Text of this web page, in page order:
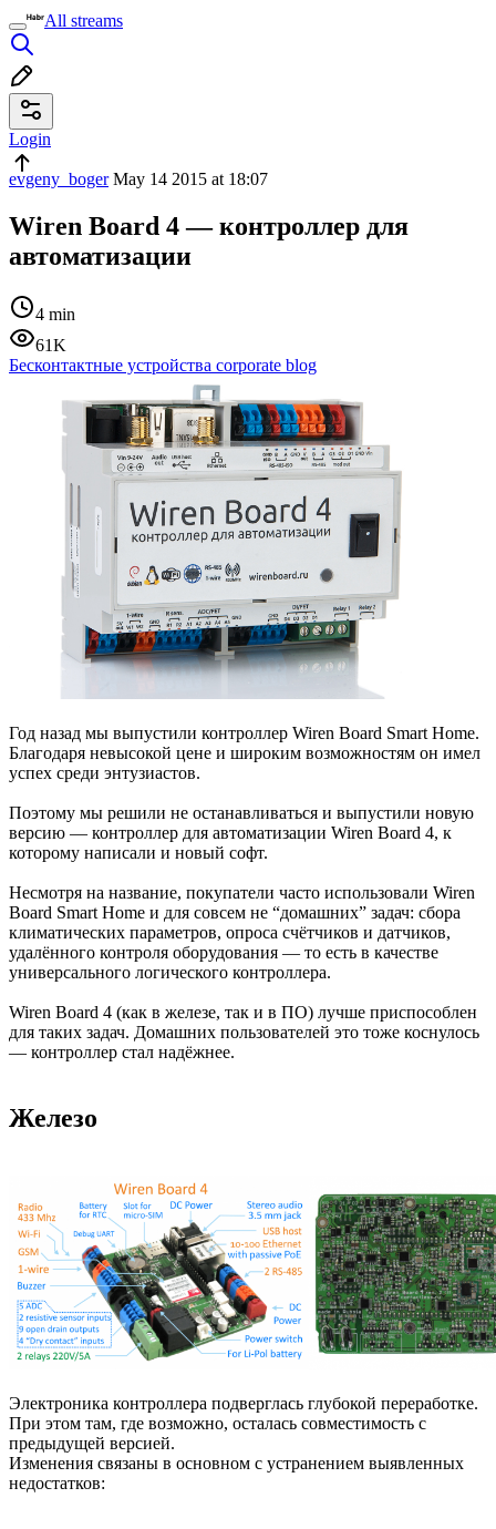
All streams
Login
evgeny_bogerMay 14 2015 at 18:07
Wiren Board 4 — контроллер для
автоматизации
4 min
61K
Бесконтактные устройства corporate blog
Год назад мы выпустили контроллер Wiren Board Smart Home.
Благодаря невысокой цене и широким возможностям он имел
успех среди энтузиастов.
Поэтому мы решили не останавливаться и выпустили новую
версию — контроллер для автоматизации Wiren Board 4, к
которому написали и новый софт.
Несмотря на название, покупатели часто использовали Wiren
Board Smart Home и для совсем не “домашних” задач: сбора
климатических параметров, опроса счётчиков и датчиков,
удалённого контроля оборудования — то есть в качестве
универсального логического контроллера.
Wiren Board 4 (как в железе, так и в ПО) лучше приспособлен
для таких задач. Домашних пользователей это тоже коснулось
— контроллер стал надёжнее.
Железо
Электроника контроллера подверглась глубокой переработке.
При этом там, где возможно, осталась совместимость с
предыдущей версией.
Изменения связаны в основном с устранением выявленных
недостатков: